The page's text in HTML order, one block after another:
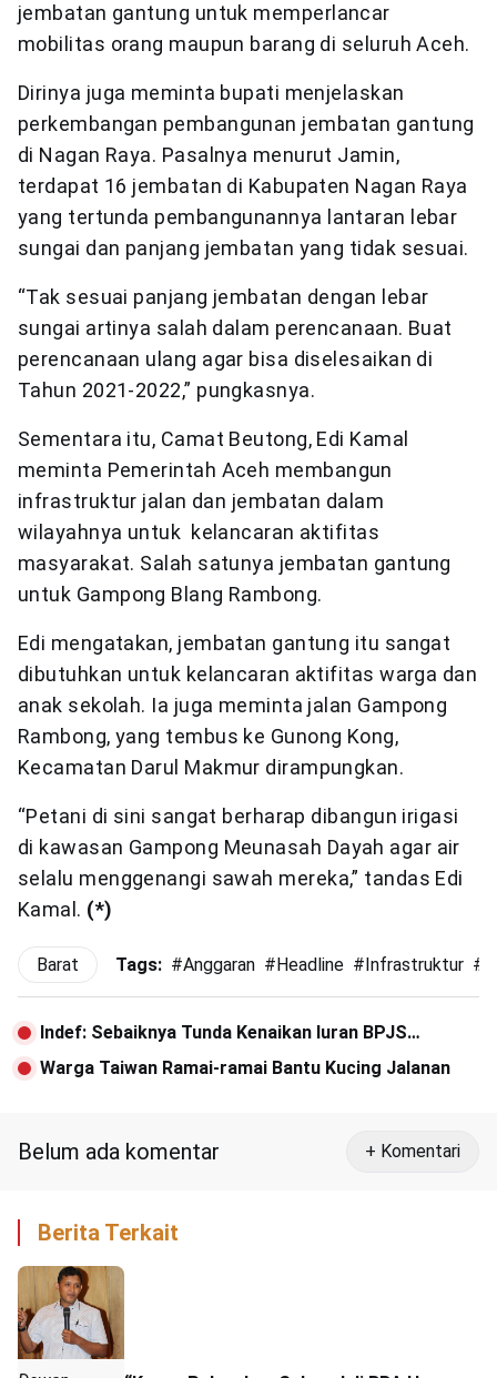
jembatan gantung untuk memperlancar
mobilitas orang maupun barang di seluruh Aceh.
Dirinya juga meminta bupati menjelaskan
perkembangan pembangunan jembatan gantung
di Nagan Raya. Pasalnya menurut Jamin,
terdapat 16 jembatan di Kabupaten Nagan Raya
yang tertunda pembangunannya lantaran lebar
sungai dan panjang jembatan yang tidak sesuai.
“Tak sesuai panjang jembatan dengan lebar
sungai artinya salah dalam perencanaan. Buat
perencanaan ulang agar bisa diselesaikan di
Tahun 2021-2022,” pungkasnya.
Sementara itu, Camat Beutong, Edi Kamal
meminta Pemerintah Aceh membangun
infrastruktur jalan dan jembatan dalam
wilayahnya untuk kelancaran aktifitas
masyarakat. Salah satunya jembatan gantung
untuk Gampong Blang Rambong.
Edi mengatakan, jembatan gantung itu sangat
dibutuhkan untuk kelancaran aktifitas warga dan
anak sekolah. Ia juga meminta jalan Gampong
Rambong, yang tembus ke Gunong Kong,
Kecamatan Darul Makmur dirampungkan.
“Petani di sini sangat berharap dibangun irigasi
di kawasan Gampong Meunasah Dayah agar air
selalu menggenangi sawah mereka,” tandas Edi
Kamal. (*)
Barat Tags: #Anggaran #Headline #Infrastruktur #
Indef: Sebaiknya Tunda Kenaikan Iuran BPJS
Kesehatan untuk Kelas III
Warga Taiwan Ramai-ramai Bantu Kucing Jalanan
Belum ada komentar + Komentari
Berita Terkait